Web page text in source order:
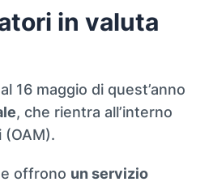
in valuta
16 maggio di quest’anno
, che rientra all’interno
(OAM).
offrono un servizio